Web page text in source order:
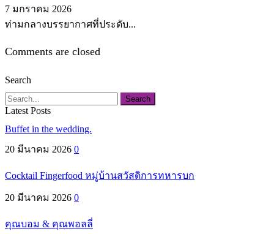
7 มกราคม 2026
ท่ามกลางบรรยากาศที่ประดับ...
Comments are closed
Search
Search
Latest Posts
Buffet in the wedding.
20 มีนาคม 2026 0
Cocktail Fingerfood หมู่บ้านสวัสดิการทหารบก
20 มีนาคม 2026 0
คุณบอม & คุณพอลลี่